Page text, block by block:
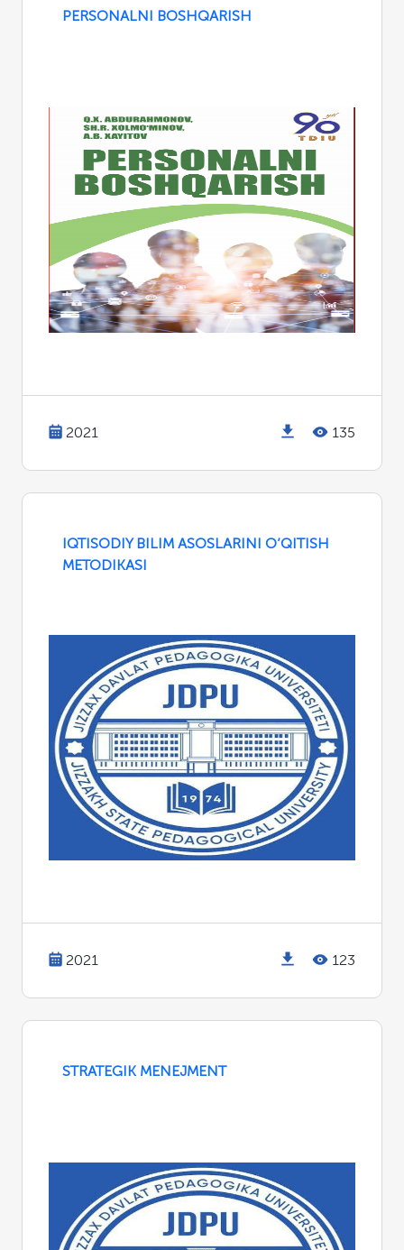
PERSONALNI BOSHQARISH
2021 135
IQTISODIY BILIM ASOSLARINI O‘QITISH
METODIKASI
2021 123
STRATEGIK MENEJMENT